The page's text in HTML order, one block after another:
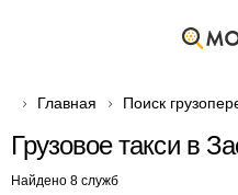
Главная Поиск
Грузовое такси в
Найдено 8 служб